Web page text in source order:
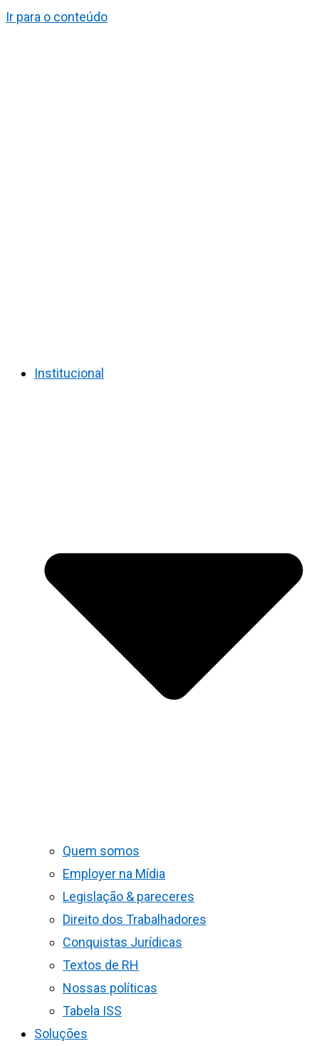
Ir para o conteúdo
Institucional
Quem somos
Employer na Mídia
Legislação & pareceres
Direito dos Trabalhadores
Conquistas Jurídicas
Textos de RH
Nossas políticas
Tabela ISS
Soluções